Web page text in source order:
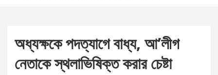
অধ্যক্ষকে পদত্যাগে বাধ্য, আ’লীগ
নেতাকে স্থলাভিষিক্ত করার চেষ্টা